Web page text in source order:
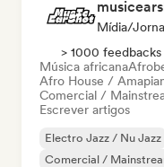
Mídia/
> 1000 feedbacks
Música africana
Afro House /
Comercial /
Escrever artigos
Electro Jazz / Nu Jazz
Comercial /